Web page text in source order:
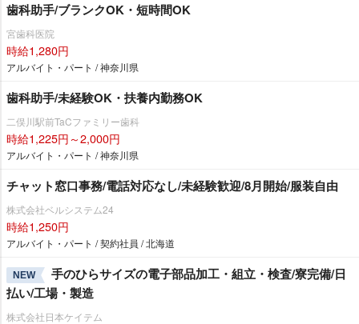
歯科助手/ブランクOK・短時間OK
宮歯科医院
時給1,280円
アルバイト・パート / 神奈川県
歯科助手/未経験OK・扶養内勤務OK
二俣川駅前TaCファミリー歯科
時給1,225円～2,000円
アルバイト・パート / 神奈川県
チャット窓口事務/電話対応なし/未経験歓迎/8月開始/服装自由
株式会社ベルシステム24
時給1,250円
アルバイト・パート / 契約社員 / 北海道
NEW
手のひらサイズの電子部品加工・組立・検査/寮完備/日
払い/工場・製造
株式会社日本ケイテム